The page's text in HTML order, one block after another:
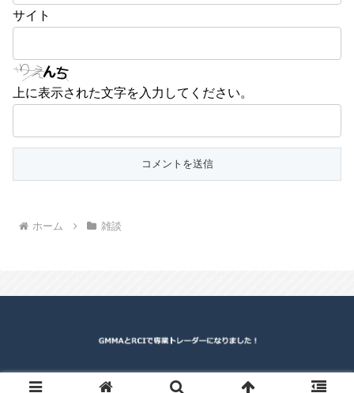
サイト
上に表示された文字を入力してください。
ホーム 雑談
© 2014 GMMAとRCIで専業トレーダーになりました！.